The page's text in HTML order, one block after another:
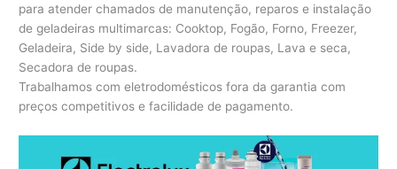
para atender chamados de manutenção, reparos e instalação
de geladeiras multimarcas: Cooktop, Fogão, Forno, Freezer,
Geladeira, Side by side, Lavadora de roupas, Lava e seca,
Secadora de roupas.
Trabalhamos com eletrodomésticos fora da garantia com
preços competitivos e facilidade de pagamento.